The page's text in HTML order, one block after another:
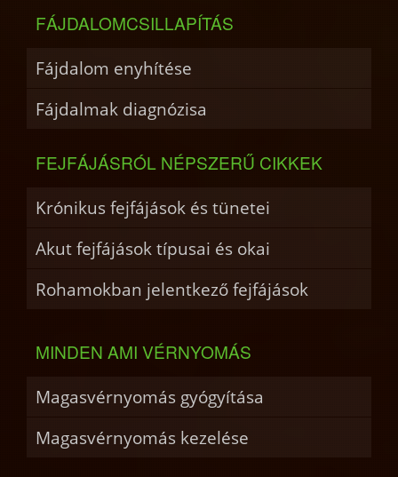
FÁJDALOMCSILLAPÍTÁS
Fájdalom enyhítése
Fájdalmak diagnózisa
FEJFÁJÁSRÓL NÉPSZERŰ CIKKEK
Krónikus fejfájások és tünetei
Akut fejfájások típusai és okai
Rohamokban jelentkező fejfájások
MINDEN AMI VÉRNYOMÁS
Magasvérnyomás gyógyítása
Magasvérnyomás kezelése